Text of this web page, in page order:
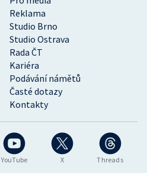
YouTube X Threads
Reklama
Studio Brno
Studio Ostrava
Rada ČT
Kariéra
Podávání námětů
Časté dotazy
Kontakty